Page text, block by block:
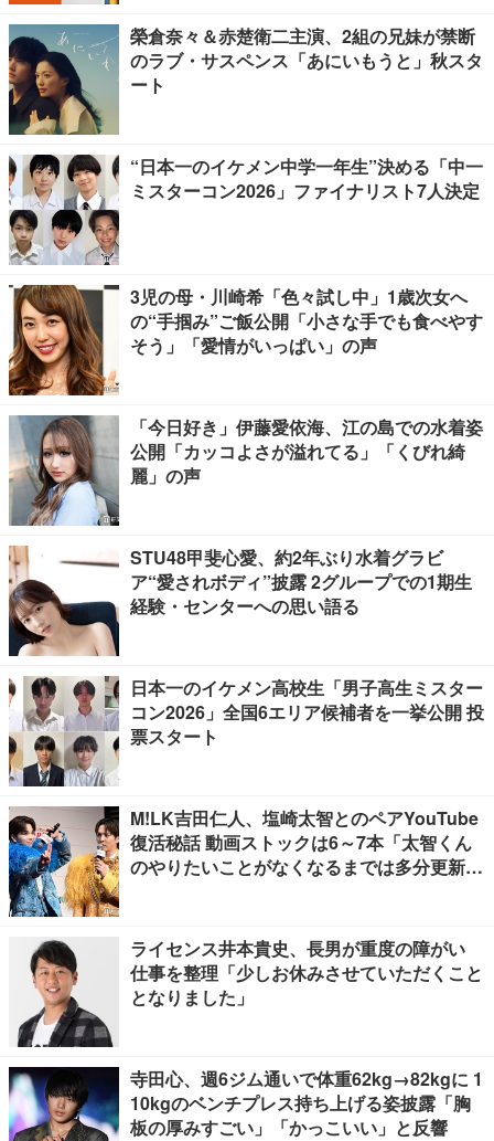
榮倉奈々＆赤楚衛二主演、2組の兄妹が禁断
のラブ・サスペンス「あにいもうと」秋スタ
ート
“日本一のイケメン中学一年生”決める「中一
ミスターコン2026」ファイナリスト7人決定
3児の母・川崎希「色々試し中」1歳次女へ
の“手掴み”ご飯公開「小さな手でも食べやす
そう」「愛情がいっぱい」の声
「今日好き」伊藤愛依海、江の島での水着姿
公開「カッコよさが溢れてる」「くびれ綺
麗」の声
STU48甲斐心愛、約2年ぶり水着グラビ
ア“愛されボディ”披露 2グループでの1期生
経験・センターへの思い語る
日本一のイケメン高校生「男子高生ミスター
コン2026」全国6エリア候補者を一挙公開 投
票スタート
M!LK吉田仁人、塩崎太智とのペアYouTube
復活秘話 動画ストックは6～7本「太智くん
のやりたいことがなくなるまでは多分更新が
ライセンス井本貴史、長男が重度の障がい
仕事を整理「少しお休みさせていただくこと
となりました」
寺田心、週6ジム通いで体重62kg→82kgに 1
10kgのベンチプレス持ち上げる姿披露「胸
板の厚みすごい」「かっこいい」と反響